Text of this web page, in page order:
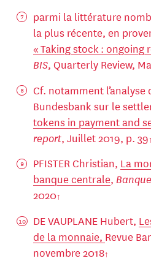
parmi la littérature
la plus récente, en
« Taking stock : ongoing
BIS, Quarterly Review,
Cf. notamment l’analyse
Bundesbank sur le
tokens in payment and
report, Juillet 2019, p. 39
PFISTER Christian, La
banque centrale,
2020
DE VAUPLANE Hubert,
de la monnaie, Revue
novembre 2018